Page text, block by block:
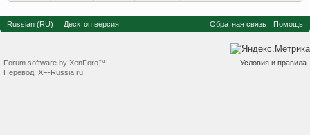
Russian (RU) Десктоп версия Обратная связь Помощь
Условия и правила
Forum software by XenForo™
Перевод: XF-Russia.ru